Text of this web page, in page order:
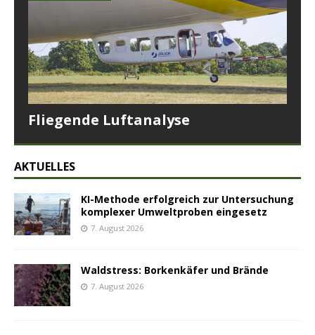
Fliegende Luftanalyse
AKTUELLES
KI-Methode erfolgreich zur Untersuchung
komplexer Umweltproben eingesetz
7. August 2026
Waldstress: Borkenkäfer und Brände
7. August 2026